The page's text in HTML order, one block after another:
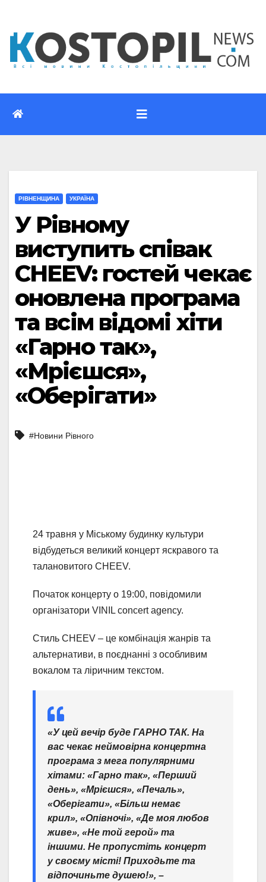
вмісту
РІВНЕНЩИНА УКРАЇНА
У Рівному
виступить співак
CHEEV: гостей чекає
оновлена програма
та всім відомі хіти
«Гарно так»,
«Мрієшся»,
«Оберігати»
#Новини Рівного
24 травня у Міському будинку культури
відбудеться великий концерт яскравого та
талановитого CHEEV.
Початок концерту о 19:00, повідомили
організатори VINIL concert agency.
Стиль CHEEV – це комбінація жанрів та
альтернативи, в поєднанні з особливим
вокалом та ліричним текстом.
«У цей вечір буде ГАРНО ТАК. На
вас чекає неймовірна концертна
програма з мега популярними
хітами: «Гарно так», «Перший
день», «Мрієшся», «Печаль»,
«Оберігати», «Більш немає
крил», «Опівночі», «Де моя любов
живе», «Не той герой» та
іншими. Не пропустіть концерт
у своєму місті! Приходьте та
відпочиньте душею!», –